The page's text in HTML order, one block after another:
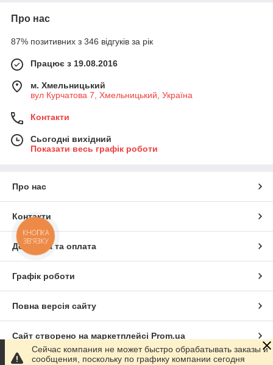
Про нас
87% позитивних з 346 відгуків за рік
Працює з 19.08.2016
м. Хмельницький
вул Курчатова 7, Хмельницький, Україна
Контакти
Сьогодні вихідний
Показати весь графік роботи
Про нас
Контакти
Доставка та оплата
Графік роботи
Повна версія сайту
Сайт створено на маркетплейсі Prom.ua
Сейчас компания не может быстро обрабатывать заказы и
сообщения, поскольку по графику компании сегодня
КНОПКА
ЗВ'ЯЗКУ